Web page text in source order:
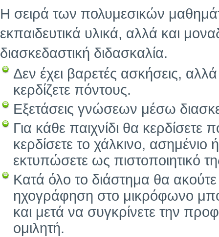
Η σειρά των πολυμεσικών
εκπαιδευτικά υλικά, αλλά και
διασκεδαστική διδασκαλία.
Δεν έχει βαρετές ασκήσεις,
κερδίζετε πόντους.
Εξετάσεις γνώσεων μέσω
Για κάθε παιχνίδι θα
κερδίσετε το χάλκινο,
εκτυπώσετε ως πιστοποιητικό
Κατά όλο το διάστημα θα
ηχογράφηση στο μικρόφωνο
και μετά να συγκρίνετε την
ομιλητή.